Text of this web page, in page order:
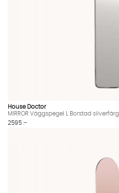
House Doctor
MIRROR Väggspegel L Borstad silverfärg
2595 :-